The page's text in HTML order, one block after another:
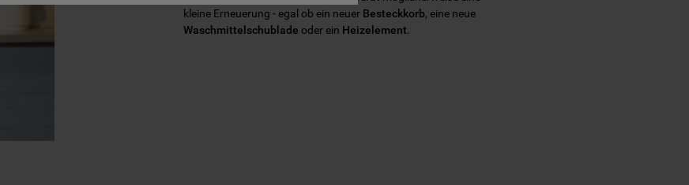
kleine Erneuerung - egal ob ein neuer Besteckkorb, eine neue
Waschmittelschublade oder ein Heizelement